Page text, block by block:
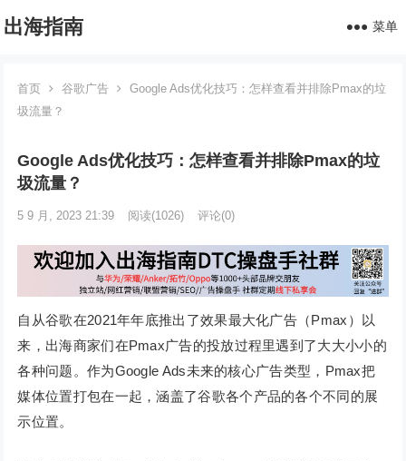
出海指南 菜单
首页 谷歌广告
Google Ads优化技巧：怎样查看并排除Pmax的垃
圾流量？
Google Ads优化技巧：怎样查看并排除Pmax的垃
圾流量？
5 9 月, 2023 21:39 阅读(1026) 评论(0)
自从谷歌在2021年年底推出了效果最大化广告（Pmax）以
来，出海商家们在Pmax广告的投放过程里遇到了大大小小的
各种问题。作为Google Ads未来的核心广告类型，Pmax把
媒体位置打包在一起，涵盖了谷歌各个产品的各个不同的展
示位置。